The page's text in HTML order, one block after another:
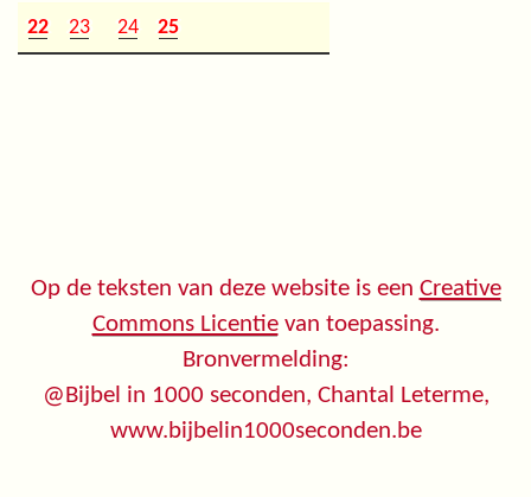
22 23 24 25
Op de teksten van deze website is een Creative
Commons Licentievan toepassing.
Bronvermelding:
@Bijbel in 1000 seconden, Chantal Leterme,
www.bijbelin1000seconden.be